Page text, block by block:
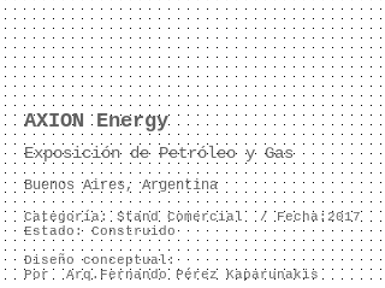
AXION Energy
Exposición de Petróleo y Gas
Buenos Aires, Argentina
Categoría: Stand Comercial /Fecha:2017
Estado: Construido
Diseño conceptual:
Por Arq.Fernando Pérez Kaparunakis